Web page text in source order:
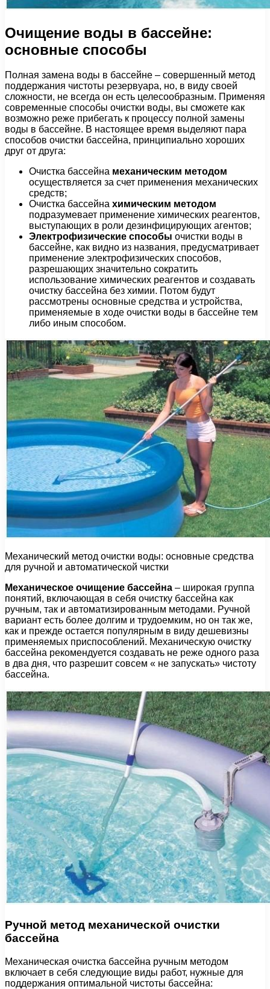
Очищение воды в бассейне:
основные способы
Полная замена воды в бассейне – совершенный метод
поддержания чистоты резервуара, но, в виду своей
сложности, не всегда он есть целесообразным. Применяя
современные способы очистки воды, вы сможете как
возможно реже прибегать к процессу полной замены
воды в бассейне. В настоящее время выделяют пара
способов очистки бассейна, принципиально хороших
друг от друга:
Очистка бассейна механическим методом
осуществляется за счет применения механических
средств;
Очистка бассейна химическим методом
подразумевает применение химических реагентов,
выступающих в роли дезинфицирующих агентов;
Электрофизические способы очистки воды в
бассейне, как видно из названия, предусматривает
применение электрофизических способов,
разрешающих значительно сократить
использование химических реагентов и создавать
очистку бассейна без химии. Потом будут
рассмотрены основные средства и устройства,
применяемые в ходе очистки воды в бассейне тем
либо иным способом.
Механический метод очистки воды: основные средства
для ручной и автоматической чистки
Механическое очищение бассейна – широкая группа
понятий, включающая в себя очистку бассейна как
ручным, так и автоматизированным методами. Ручной
вариант есть более долгим и трудоемким, но он так же,
как и прежде остается популярным в виду дешевизны
применяемых приспособлений. Механическую очистку
бассейна рекомендуется создавать не реже одного раза
в два дня, что разрешит совсем « не запускать» чистоту
бассейна.
Ручной метод механической очистки
бассейна
Механическая очистка бассейна ручным методом
включает в себя следующие виды работ, нужные для
поддержания оптимальной чистоты бассейна: